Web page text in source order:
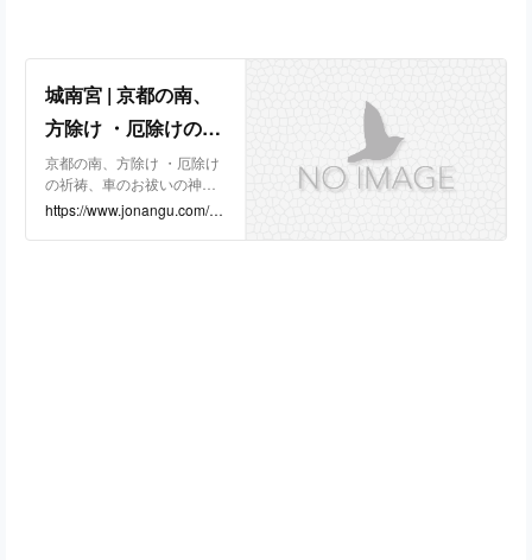
城南宮 | 京都の南、
方除け ・厄除けの祈
祷、車のお祓いの神
社。巫女が神楽を舞
い、庭園は花と紅葉
京都の南、方除け ・厄除け
の祈祷、車のお祓いの神
社。巫女が神楽を舞い、庭
園は花と紅葉の名所です。
https://www.jonangu.com/in